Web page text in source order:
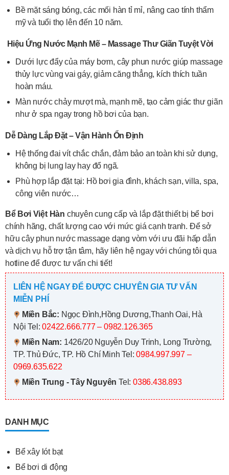
Bề mặt sáng bóng, các mối hàn tỉ mỉ, nâng cao tính thẩm
mỹ và tuổi thọ lên đến 10 năm.
Hiệu Ứng Nước Mạnh Mẽ – Massage Thư Giãn Tuyệt Vời
Dưới lực đẩy của máy bơm, cây phun nước giúp massage
thủy lực vùng vai gáy, giảm căng thẳng, kích thích tuần
hoàn máu.
Màn nước chảy mượt mà, mạnh mẽ, tạo cảm giác thư giãn
như ở spa ngay trong hồ bơi của bạn.
Dễ Dàng Lắp Đặt – Vận Hành Ổn Định
Hệ thống đai vít chắc chắn, đảm bảo an toàn khi sử dụng,
không bị lung lay hay đổ ngã.
Phù hợp lắp đặt tại: Hồ bơi gia đình, khách sạn, villa, spa,
công viên nước…
Bể Bơi Việt Hàn chuyên cung cấp và lắp đặt thiết bị bể bơi
chính hãng, chất lượng cao với mức giá cạnh tranh. Để sở
hữu cây phun nước massage dạng vòm với ưu đãi hấp dẫn
và dịch vụ hỗ trợ tận tâm, hãy liên hệ ngay với chúng tôi qua
hotline để được tư vấn chi tiết!
LIÊN HỆ NGAY ĐỂ ĐƯỢC CHUYÊN GIA TƯ VẤN
MIỄN PHÍ
Miền Bắc: Ngọc Đình,Hồng Dương,Thanh Oai, Hà
Nội Tel:02422.666.777 – 0982.126.365
Miền Nam: 1426/20 Nguyễn Duy Trinh, Long Trường,
TP. Thủ Đức, TP. Hồ Chí Minh Tel:0984.997.997 –
0969.635.622
Miền Trung - Tây Nguyên Tel:0386.438.893
DANH MỤC
Bể xây lót bạt
Bể bơi di động